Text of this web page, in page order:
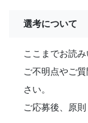
選考について
ここまでお読
ご不明点やご
さい。
ご応募後、原